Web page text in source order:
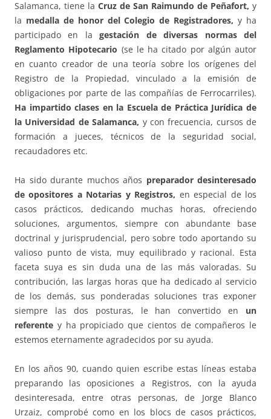
Salamanca, tiene la Cruz de San Raimundo de Peñafort, y
la medalla de honor del Colegio de Registradores, y ha
participado en lagestación de diversas normas del
Reglamento Hipotecario (se le ha citado por algún autor
en cuanto creador de una teoría sobre los orígenes del
Registro de la Propiedad, vinculado a la emisión de
obligaciones por parte de las compañías de Ferrocarriles).
Ha impartido clases en la Escuela de Práctica Jurídica de
la Universidad de Salamanca, y con frecuencia, cursos de
formación a jueces, técnicos de la seguridad social,
recaudadores etc.
Ha sido durante muchos años preparador desinteresado
de opositores a Notarias y Registros, en especial de los
casos prácticos, dedicando muchas horas, ofreciendo
soluciones, argumentos, siempre con abundante base
doctrinal y jurisprudencial, pero sobre todo aportando su
valioso punto de vista, muy equilibrado y racional. Esta
faceta suya es sin duda una de las más valoradas. Su
contribución, las largas horas que ha dedicado al servicio
de los demás, sus ponderadas soluciones tras exponer
siempre las dos posturas, le han convertido en un
referente y ha propiciado que cientos de compañeros le
estemos eternamente agradecidos por su ayuda.
En los años 90, cuando quien escribe estas líneas estaba
preparando las oposiciones a Registros, con la ayuda
desinteresada, entre otras personas, de Jorge Blanco
Urzaiz, comprobé como en los blocs de casos prácticos,